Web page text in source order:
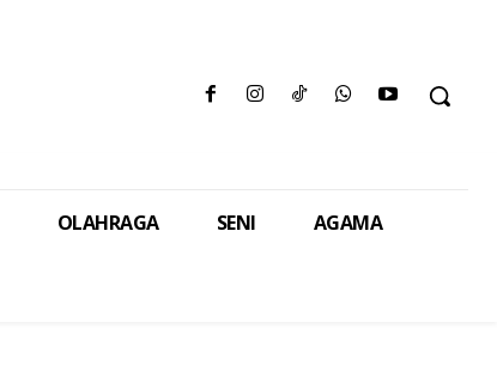
OLAHRAGA SENI AGAMA